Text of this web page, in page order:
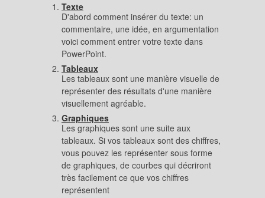
Texte
D'abord comment insérer du texte: un
commentaire, une idée, en argumentation
voici comment entrer votre texte dans
PowerPoint.
Tableaux
Les tableaux sont une manière visuelle de
représenter des résultats d'une manière
visuellement agréable.
Graphiques
Les graphiques sont une suite aux
tableaux. Si vos tableaux sont des chiffres,
vous pouvez les représenter sous forme
de graphiques, de courbes qui décriront
très facilement ce que vos chiffres
représentent